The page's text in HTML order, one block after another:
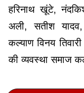
हरिनाथ खूंटे,
अली, सतीश
कल्याण विनय
की व्यवस्था समाज